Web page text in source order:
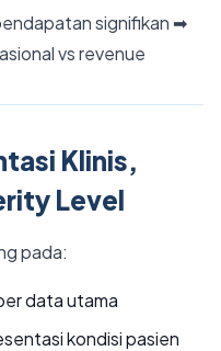
signifikan ➡
vs revenue
Klinis,
Level
pada:
data utama
kondisi pasien